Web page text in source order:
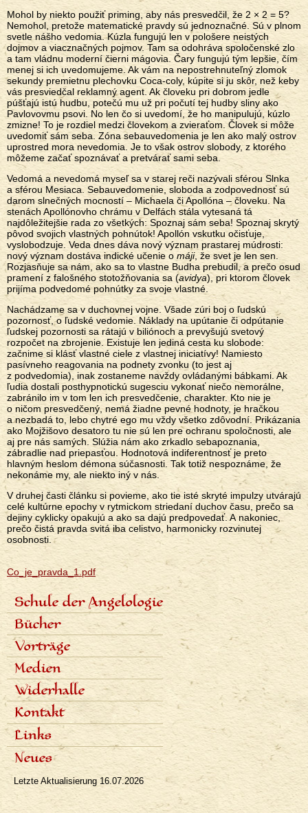
Mohol by niekto použiť priming, aby nás presvedčil, že 2 × 2 = 5?
Nemohol, pretože matematické pravdy sú jednoznačné. Sú v plnom
svetle nášho vedomia. Kúzla fungujú len v pološere neistých
dojmov a viacznačných pojmov. Tam sa odohráva spoločenské zlo
a tam vládnu moderní čierni mágovia. Čary fungujú tým lepšie, čím
menej si ich uvedomujeme. Ak vám na nepostrehnuteľný zlomok
sekundy premietnu plechovku Coca-coly, kúpite si ju skôr, než keby
vás presviedčal reklamný agent. Ak človeku pri dobrom jedle
púšťajú istú hudbu, potečú mu už pri počutí tej hudby sliny ako
Pavlovovmu psovi. No len čo si uvedomí, že ho manipulujú, kúzlo
zmizne! To je rozdiel medzi človekom a zvieraťom. Človek si môže
uvedomiť sám seba. Zóna sebauvedomenia je len ako malý ostrov
uprostred mora nevedomia. Je to však ostrov slobody, z ktorého
môžeme začať spoznávať a pretvárať sami seba.
Vedomá a nevedomá myseľ sa v starej reči nazývali sférou Slnka
a sférou Mesiaca. Sebauvedomenie, sloboda a zodpovednosť sú
darom slnečných mocností – Michaela či Apollóna – človeku. Na
stenách Apollónovho chrámu v Delfách stála vytesaná tá
najdôležitejšie rada zo všetkých: Spoznaj sám seba! Spoznaj skrytý
pôvod svojich vlastných pohnútok! Apollón vskutku očisťuje,
vyslobodzuje. Veda dnes dáva nový význam prastarej múdrosti:
nový význam dostáva indické učenie o máji, že svet je len sen.
Rozjasňuje sa nám, ako sa to vlastne Budha prebudil, a prečo osud
pramení z falošného stotožňovania sa (avidya), pri ktorom človek
prijíma podvedomé pohnútky za svoje vlastné.
Nachádzame sa v duchovnej vojne. Všade zúri boj o ľudskú
pozornosť, o ľudské vedomie. Náklady na upútanie či odpútanie
ľudskej pozornosti sa rátajú v biliónoch a prevyšujú svetový
rozpočet na zbrojenie. Existuje len jediná cesta ku slobode:
začnime si klásť vlastné ciele z vlastnej iniciatívy! Namiesto
pasívneho reagovania na podnety zvonku (to jest aj
z podvedomia), inak zostaneme navždy ovládanými bábkami. Ak
ľudia dostali posthypnotickú sugesciu vykonať niečo nemorálne,
zabránilo im v tom len ich presvedčenie, charakter. Kto nie je
o ničom presvedčený, nemá žiadne pevné hodnoty, je hračkou
a nezbadá to, lebo chytré ego mu vždy všetko zdôvodní. Prikázania
ako Mojžišovo desatoro tu nie sú len pre ochranu spoločnosti, ale
aj pre nás samých. Slúžia nám ako zrkadlo sebapoznania,
zábradlie nad priepasťou. Hodnotová indiferentnosť je preto
hlavným heslom démona súčasnosti. Tak totiž nespoznáme, že
nekonáme my, ale niekto iný v nás.
V druhej časti článku si povieme, ako tie isté skryté impulzy utvárajú
celé kultúrne epochy v rytmickom striedaní duchov času, prečo sa
dejiny cyklicky opakujú a ako sa dajú predpovedať. A nakoniec,
prečo čistá pravda svitá iba celistvo, harmonicky rozvinutej
osobnosti.
Co_je_pravda_1.pdf
<none>
Schule der Angelologie
Inhalt der Schule
Lektoren
Sieben Stufen
Termine und Anmeldungen
Fotogalerie
Bücher
Angelologie der Geschichte
Sieben Erzengel
Vorträge
Zeitplan der Vorträge
Aufnahmen der Vorträge
Medien
Fachartikel
Populäre Artikel
Presseinterviews
Rundfunk
Fernsehen
Bibliographie
Widerhalle
Dialoge
Rezensionen
Kontakt
Links
Neues
Letzte Aktualisierung 16.07.2026